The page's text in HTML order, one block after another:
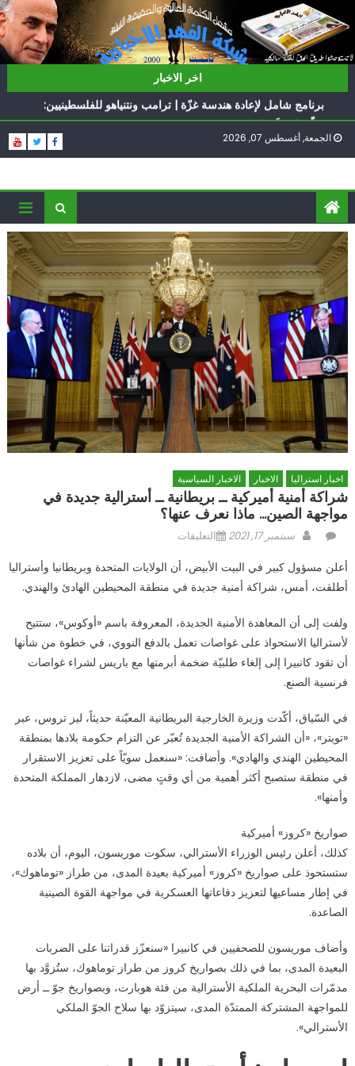
to
content
اخر الاخبار
ناشطة أمريكية يهودية تدعو الدول العربية لوقف التطبيع
أيّ تحدّيات يواجهها حزب الله؟
برنامج شامل لإعادة هندسة غزّة | ترامب ونتنياهو للفلسطينيين:
سلّموا تسلَموا
الغرب يدفن اتفاقاً وُلد ميتاً | إيران تحت العقوبات: جاهزون
ناشطة أمريكية يهودية تدعو الدول العربية لوقف التطبيع
أيّ تحدّيات يواجهها حزب الله؟
الجمعة, أغسطس 07, 2026
اخبار استراليا الاخبار الاخبار السياسية
شراكة أمنية أميركية ــ بريطانية ــ أسترالية جديدة في
مواجهة الصين… ماذا نعرف عنها؟
Posted
سبتمبر 17, 2021Author التعليقاتعلى
أمنية
أميركية
بريطانية
ــ
أسترالية
مواجهة
الصين…
ماذا
نعرف
عنها؟
أعلن مسؤول كبير في البيت الأبيض، أن الولايات المتحدة وبريطانيا وأستراليا
أطلقت، أمس، شراكة أمنية جديدة في منطقة المحيطين الهادئ والهندي.
ولفت إلى أن المعاهدة الأمنية الجديدة، المعروفة باسم «أوكوس»، ستتيح
لأستراليا الاستحواذ على غواصات تعمل بالدفع النووي، في خطوة من شأنها
أن تقود كانبيرا إلى إلغاء طلبيّة ضخمة أبرمتها مع باريس لشراء غواصات
فرنسية الصنع.
في السّياق، أكّدت وزيرة الخارجية البريطانية المعيّنة حديثاً، ليز تروس، عبر
«تويتر»، «أن الشراكة الأمنية الجديدة تُعبّر عن التزام حكومة بلادها بمنطقة
المحيطين الهندي والهادي». وأضافت: «سنعمل سويّاً على تعزيز الاستقرار
في منطقة ستصبح أكثر أهمية من أي وقتٍ مضى، لازدهار المملكة المتحدة
وأمنها».
صواريخ «كروز» أميركية
كذلك، أعلن رئيس الوزراء الأسترالي، سكوت موريسون، اليوم، أن بلاده
ستستحوذ على صواريخ «كروز» أميركية بعيدة المدى، من طراز «توماهوك»،
في إطار مساعيها لتعزيز دفاعاتها العسكرية في مواجهة القوة الصينية
الصاعدة.
وأضاف موريسون للصحفيين في كانبيرا «سنعزّز قدراتنا على الضربات
البعيدة المدى، بما في ذلك بصواريخ كروز من طراز توماهوك، ستُزوَّد بها
مدمّرات البحرية الملكية الأسترالية من فئة هوبارت، وبصواريخ جوّ ــ أرض
للمواجهة المشتركة الممتدّة المدى، سيتزوّد بها سلاح الجوّ الملكي
الأسترالي».